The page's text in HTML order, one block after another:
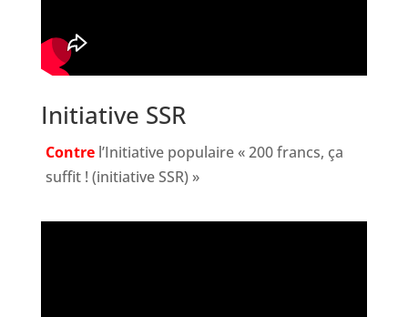
Initiative SSR
Contrel’Initiative populaire « 200 francs, ça
suffit ! (initiative SSR) »